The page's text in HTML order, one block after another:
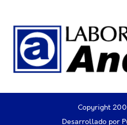
Copyright
Desarrollado por